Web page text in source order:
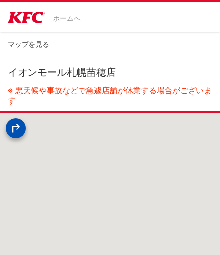
ホームへ
マップを見る
イオンモール札幌苗穂店
※ 悪天候や事故などで急遽店舗が休業する場合がございま
す